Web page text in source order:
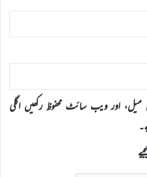
میل، اور ویب سائٹ محفوظ رکھیں اگلی